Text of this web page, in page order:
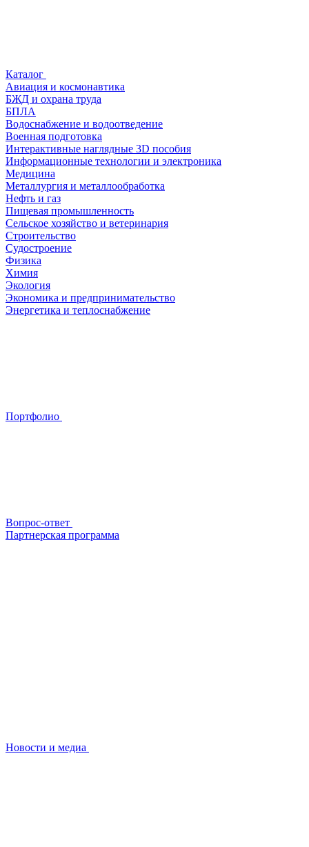
Каталог
Авиация и космонавтика
БЖД и охрана труда
БПЛА
Водоснабжение и водоотведение
Военная подготовка
Интерактивные наглядные 3D пособия
Информационные технологии и электроника
Медицина
Металлургия и металлообработка
Нефть и газ
Пищевая промышленность
Сельское хозяйство и ветеринария
Строительство
Судостроение
Физика
Химия
Экология
Экономика и предпринимательство
Энергетика и теплоснабжение
Портфолио
Вопрос-ответ
Партнерская программа
Новости и медиа